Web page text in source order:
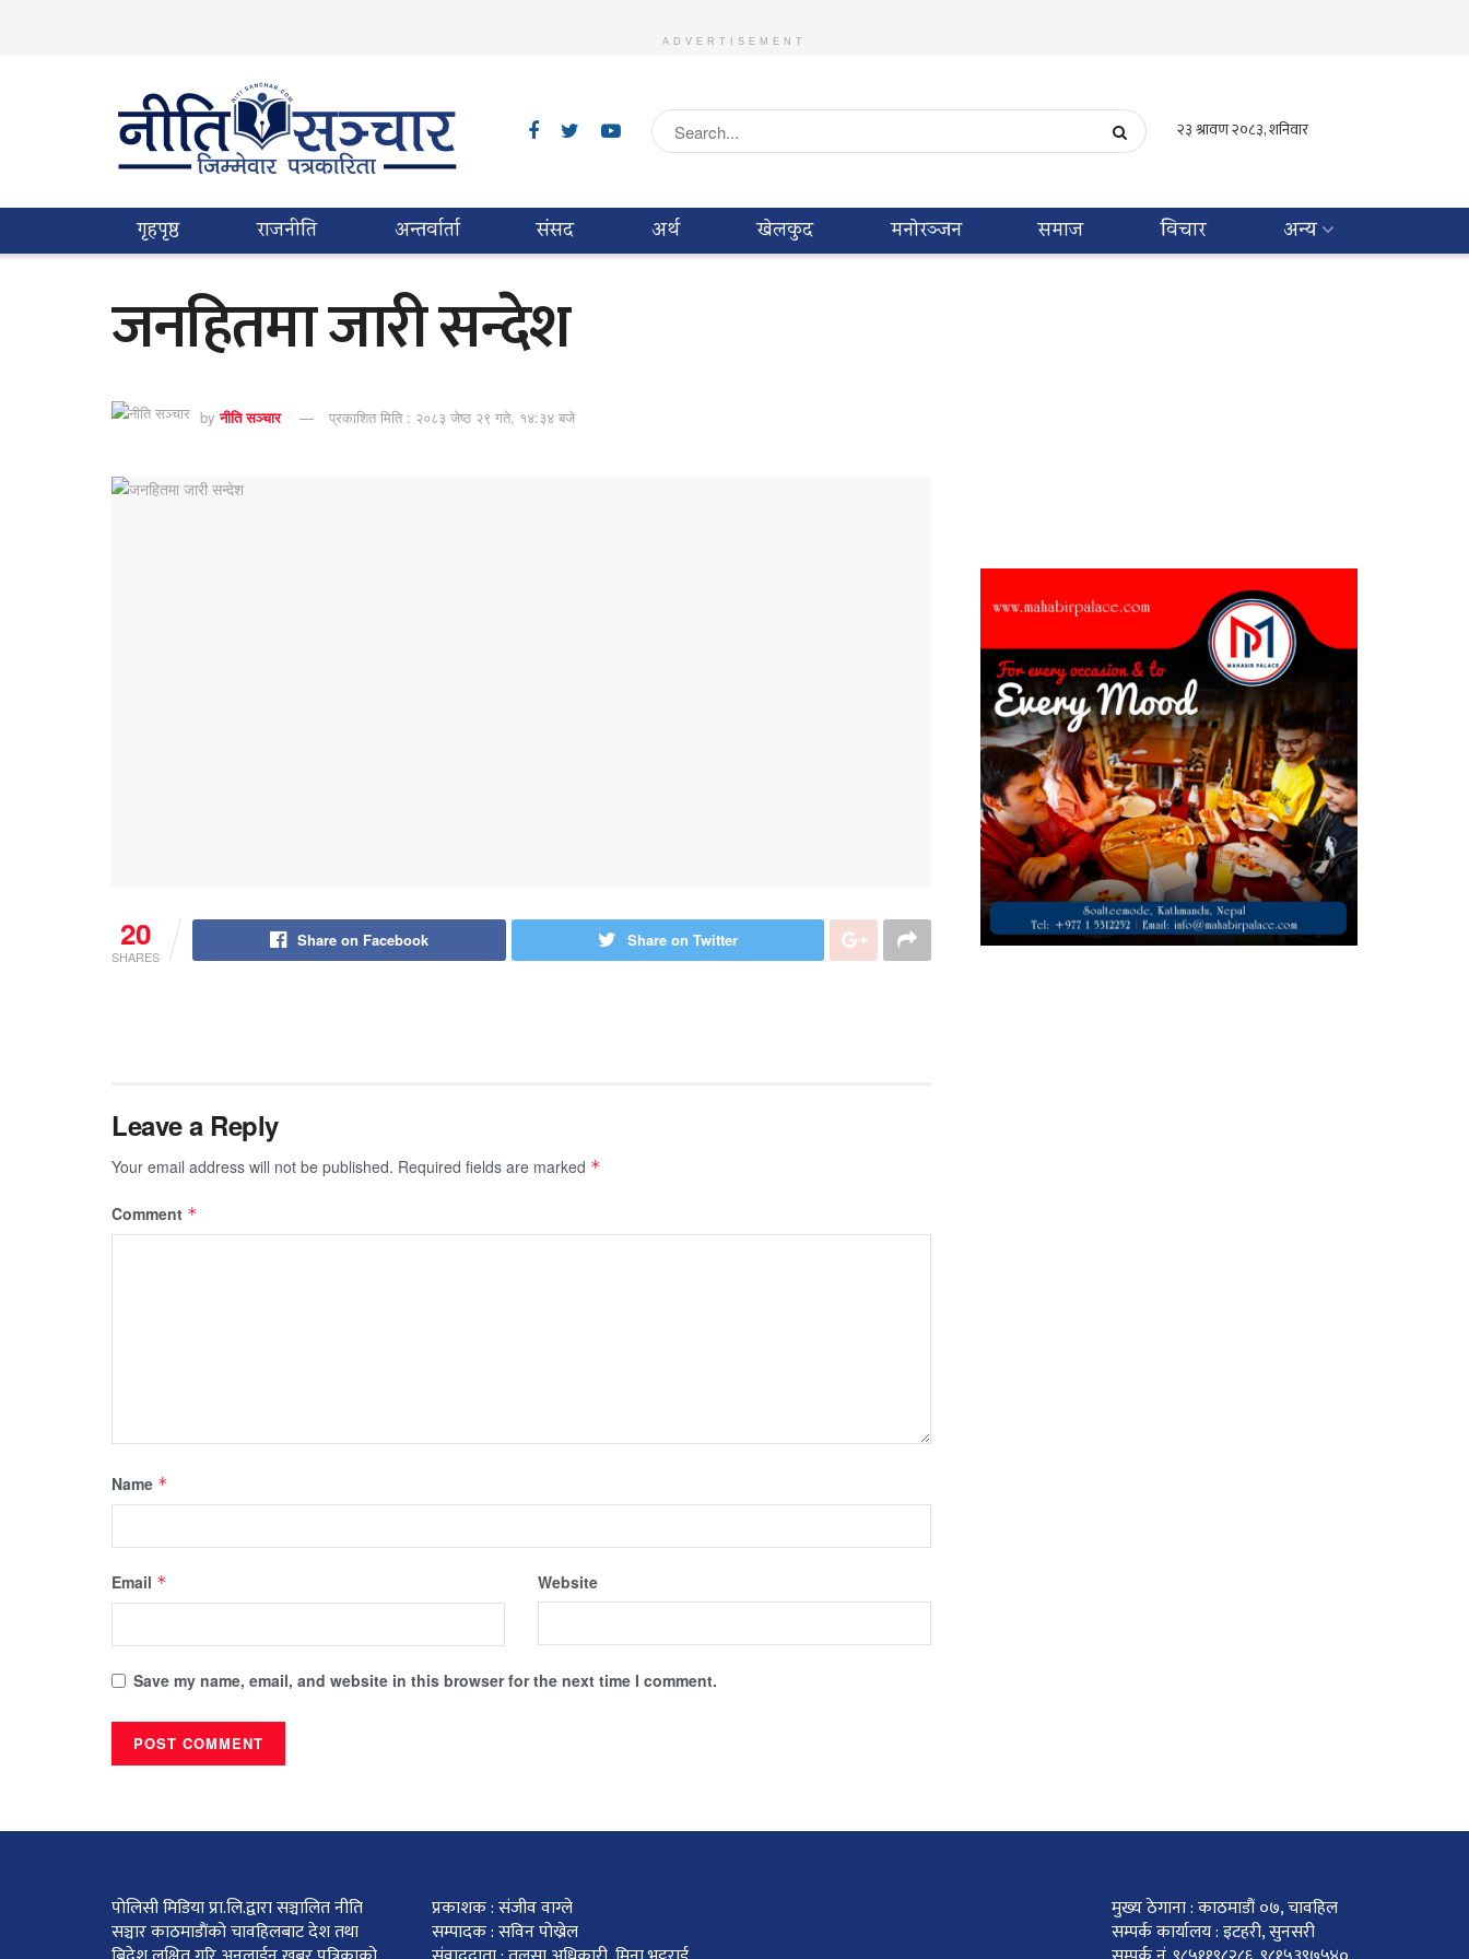
ADVERTISEMENT
गृहपृष्ठ राजनीति अन्तर्वार्ता संसद अर्थ खेलकुद मनाेरञ्जन समाज विचार अन्य
जनहितमा जारी सन्देश
by नीति सञ्चार प्रकाशित मिति : २०८३ जेष्ठ २९ गते, १४:३४ बजे
20
SHARES
Share on Facebook Share on Twitter
Leave a Reply
Your email address will not be published. Required fields are marked *
Comment *
Name *
Email * Website
Save my name, email, and website in this browser for the next time I comment.
पोलिसी मिडिया प्रा.लि.द्वारा सञ्चालित नीति
सञ्चार काठमाडाैंकाे चावहिलबाट देश तथा
प्रकाशक : संजीव वाग्ले
सम्पादक : सविन पोख्रेल
मुख्य ठेगाना : काठमाडौं ०७, चावहिल
सम्पर्क कार्यालय : इटहरी, सुनसरी